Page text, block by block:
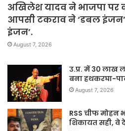
अखिलेश यादव ने भाजपा पर
आपसी टकराव ने ‘डबल इंजन’
इंजन’.
August 7, 2026
उ.प्र. में 30 लाख
बना हथकरघा-
August 7, 2026
RSS चीफ मोहन
शिकायत सही, वे